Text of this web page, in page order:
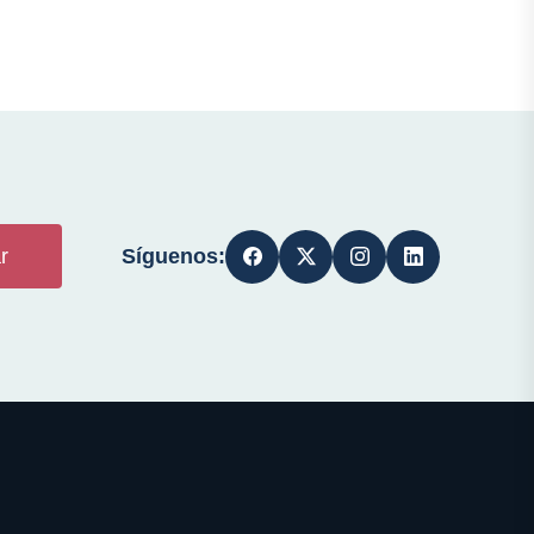
Síguenos: